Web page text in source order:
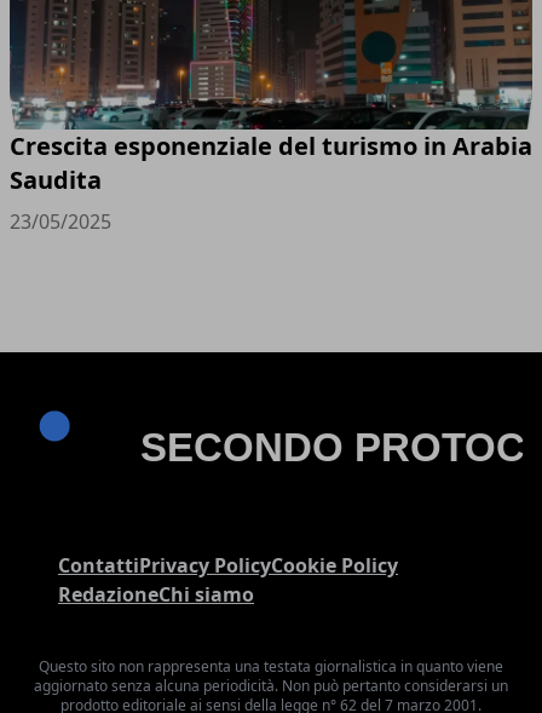
Crescita esponenziale del turismo in Arabia
Saudita
23/05/2025
ContattiPrivacy PolicyCookie Policy
RedazioneChi siamo
Questo sito non rappresenta una testata giornalistica in quanto viene
aggiornato senza alcuna periodicità. Non può pertanto considerarsi un
prodotto editoriale ai sensi della legge n° 62 del 7 marzo 2001.